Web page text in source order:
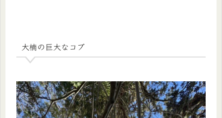
大楠の巨大なコブ